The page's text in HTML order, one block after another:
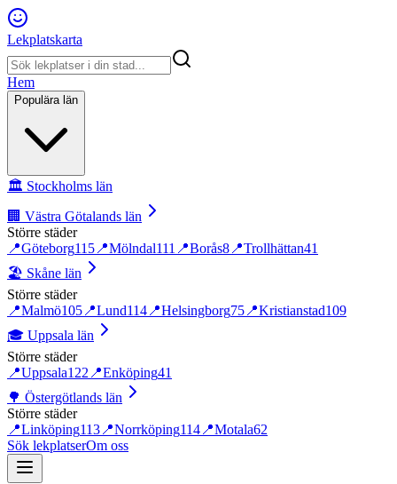
Lekplatskarta
Hem
Populära län
🏛️ Stockholms län
🏢 Västra Götalands län
Större städer
📍Göteborg115 📍Mölndal111 📍Borås8 📍Trollhättan41
🏖️ Skåne län
Större städer
📍Malmö105 📍Lund114 📍Helsingborg75 📍Kristianstad109
🎓 Uppsala län
Större städer
📍Uppsala122 📍Enköping41
🌳 Östergötlands län
Större städer
📍Linköping113 📍Norrköping114 📍Motala62
Sök lekplatserOm oss